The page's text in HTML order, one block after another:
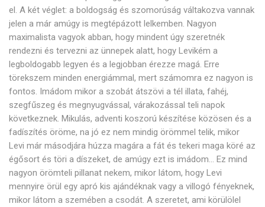
el. A két véglet: a boldogság és szomorúság váltakozva vannak
jelen a már amúgy is megtépázott lelkemben. Nagyon
maximalista vagyok abban, hogy mindent úgy szeretnék
rendezni és tervezni az ünnepek alatt, hogy Levikém a
legboldogabb legyen és a legjobban érezze magá. Erre
törekszem minden energiámmal, mert számomra ez nagyon is
fontos. Imádom mikor a szobát átszövi a tél illata, fahéj,
szegfűszeg és megnyugvással, várakozással teli napok
következnek. Mikulás, adventi koszorú készítése közösen és a
fadíszítés öröme, na jó ez nem mindig örömmel telik, mikor
Levi már másodjára húzza magára a fát és tekeri maga köré az
égősort és töri a díszeket, de amúgy ezt is imádom… Ez mind
nagyon örömteli pillanat nekem, mikor látom, hogy Levi
mennyire örül egy apró kis ajándéknak vagy a villogó fényeknek,
mikor látom a szemében a csodát. A szeretet, ami körülölel